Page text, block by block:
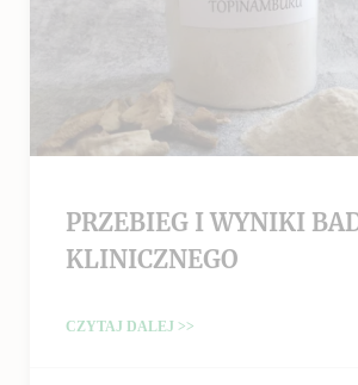
PRZEBIEG I WYNIKI
KLINICZNEGO
CZYTAJ DALEJ >>